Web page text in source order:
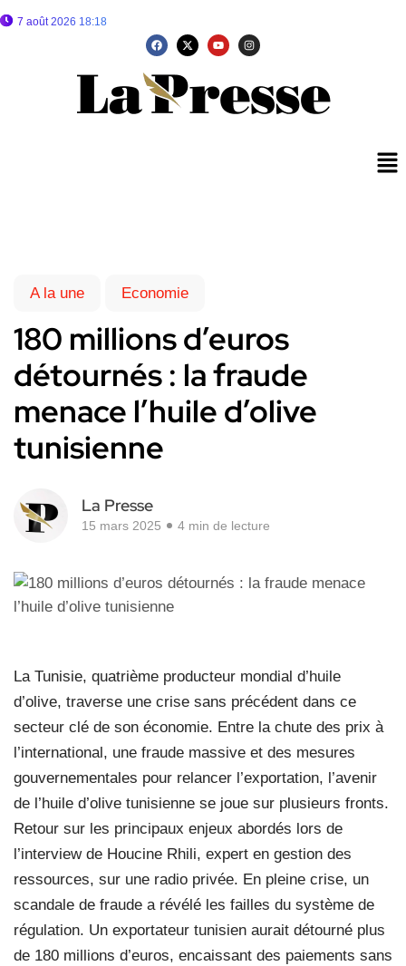
7 août 2026 18:18
A la une Economie
180 millions d’euros
détournés : la fraude
menace l’huile d’olive
tunisienne
La Presse
15 mars 2025 4 min de lecture
La Tunisie, quatrième producteur mondial d’huile
d’olive, traverse une crise sans précédent dans ce
secteur clé de son économie. Entre la chute des prix à
l’international, une fraude massive et des mesures
gouvernementales pour relancer l’exportation, l’avenir
de l’huile d’olive tunisienne se joue sur plusieurs fronts.
Retour sur les principaux enjeux abordés lors de
l’interview de Houcine Rhili, expert en gestion des
ressources, sur une radio privée. En pleine crise, un
scandale de fraude a révélé les failles du système de
régulation. Un exportateur tunisien aurait détourné plus
de 180 millions d’euros, encaissant des paiements sans